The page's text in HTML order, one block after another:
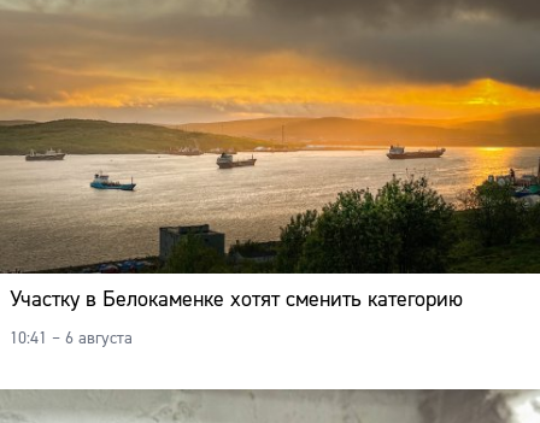
Участку в Белокаменке хотят сменить категорию
10:41 – 6 августа